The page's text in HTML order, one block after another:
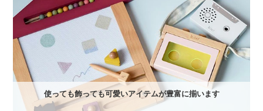
使っても飾っても可愛いアイテムが豊富に揃います